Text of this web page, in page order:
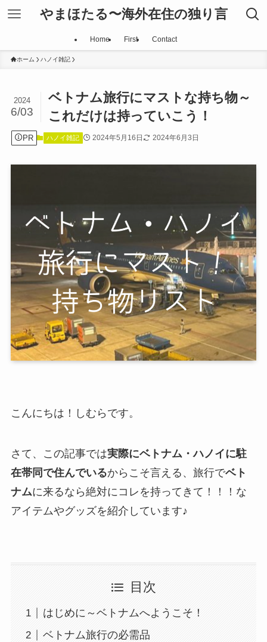
やまほたる〜海外在住の独り言
Home First Contact
ホーム ハノイ雑記
ベトナム旅行にマストな持ち物～
これだけは持っていこう！
2024
6/03
PR ハノイ雑記 2024年5月16日 2024年6月3日
こんにちは！しむらです。
さて、この記事では実際にベトナム・ハノイに駐
在帯同で住んでいるからこそ言える、旅行でベト
ナムに来るなら絶対にコレを持ってきて！！！な
アイテムやグッズを紹介しています♪
目次
はじめに～ベトナムへようこそ！
ベトナム旅行の必需品